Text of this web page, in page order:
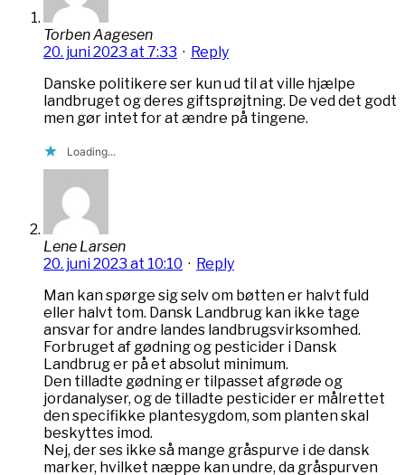
Torben Aagesen
20. juni 2023 at 7:33 · Reply
Danske politikere ser kun ud til at ville hjælpe
landbruget og deres giftsprøjtning. De ved det godt
men gør intet for at ændre på tingene.
Loading...
Lene Larsen
20. juni 2023 at 10:10 · Reply
Man kan spørge sig selv om bøtten er halvt fuld
eller halvt tom. Dansk Landbrug kan ikke tage
ansvar for andre landes landbrugsvirksomhed.
Forbruget af gødning og pesticider i Dansk
Landbrug er på et absolut minimum.
Den tilladte gødning er tilpasset afgrøde og
jordanalyser, og de tilladte pesticider er målrettet
den specifikke plantesygdom, som planten skal
beskyttes imod.
Nej, der ses ikke så mange gråspurve i de dansk
marker, hvilket næppe kan undre, da gråspurven